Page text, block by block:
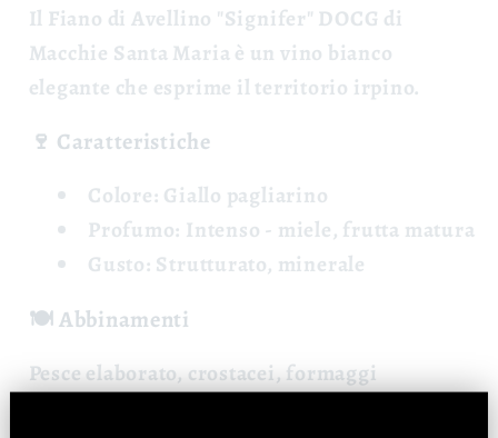
Il Fiano di Avellino "Signifer" DOCG di
Macchie Santa Maria è un vino bianco
elegante che esprime il territorio irpino.
🍷 Caratteristiche
Colore: Giallo pagliarino
Profumo: Intenso - miele, frutta matura
Gusto: Strutturato, minerale
🍽️ Abbinamenti
Pesce elaborato, crostacei, formaggi